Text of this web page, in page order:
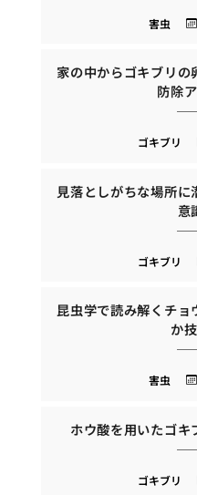
害虫
家の中からゴキブリ
防除
ゴキブリ
見落としがちな場所に
意
ゴキブリ
昆虫学で読み解くチョ
か
害虫
ホウ酸を用いたゴキ
ゴキブリ